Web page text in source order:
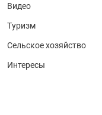
Видео
Туризм
Сельское хозяйство
Интересы